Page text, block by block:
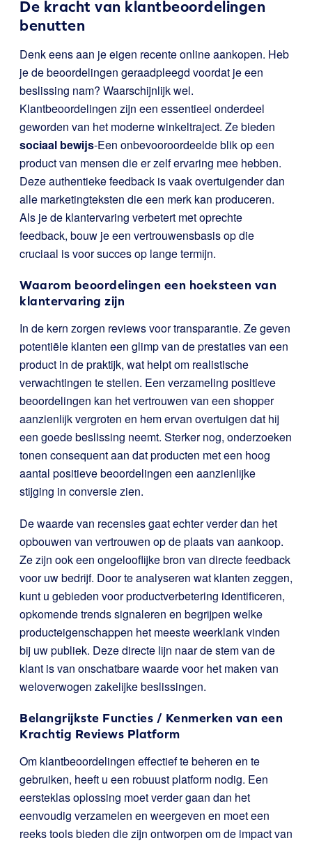
De kracht van klantbeoordelingen
benutten
Denk eens aan je eigen recente online aankopen. Heb
je de beoordelingen geraadpleegd voordat je een
beslissing nam? Waarschijnlijk wel.
Klantbeoordelingen zijn een essentieel onderdeel
geworden van het moderne winkeltraject. Ze bieden
sociaal bewijs-Een onbevooroordeelde blik op een
product van mensen die er zelf ervaring mee hebben.
Deze authentieke feedback is vaak overtuigender dan
alle marketingteksten die een merk kan produceren.
Als je de klantervaring verbetert met oprechte
feedback, bouw je een vertrouwensbasis op die
cruciaal is voor succes op lange termijn.
Waarom beoordelingen een hoeksteen van
klantervaring zijn
In de kern zorgen reviews voor transparantie. Ze geven
potentiële klanten een glimp van de prestaties van een
product in de praktijk, wat helpt om realistische
verwachtingen te stellen. Een verzameling positieve
beoordelingen kan het vertrouwen van een shopper
aanzienlijk vergroten en hem ervan overtuigen dat hij
een goede beslissing neemt. Sterker nog, onderzoeken
tonen consequent aan dat producten met een hoog
aantal positieve beoordelingen een aanzienlijke
stijging in conversie zien.
De waarde van recensies gaat echter verder dan het
opbouwen van vertrouwen op de plaats van aankoop.
Ze zijn ook een ongelooflijke bron van directe feedback
voor uw bedrijf. Door te analyseren wat klanten zeggen,
kunt u gebieden voor productverbetering identificeren,
opkomende trends signaleren en begrijpen welke
producteigenschappen het meeste weerklank vinden
bij uw publiek. Deze directe lijn naar de stem van de
klant is van onschatbare waarde voor het maken van
weloverwogen zakelijke beslissingen.
Belangrijkste Functies / Kenmerken van een
Krachtig Reviews Platform
Om klantbeoordelingen effectief te beheren en te
gebruiken, heeft u een robuust platform nodig. Een
eersteklas oplossing moet verder gaan dan het
eenvoudig verzamelen en weergeven en moet een
reeks tools bieden die zijn ontworpen om de impact van